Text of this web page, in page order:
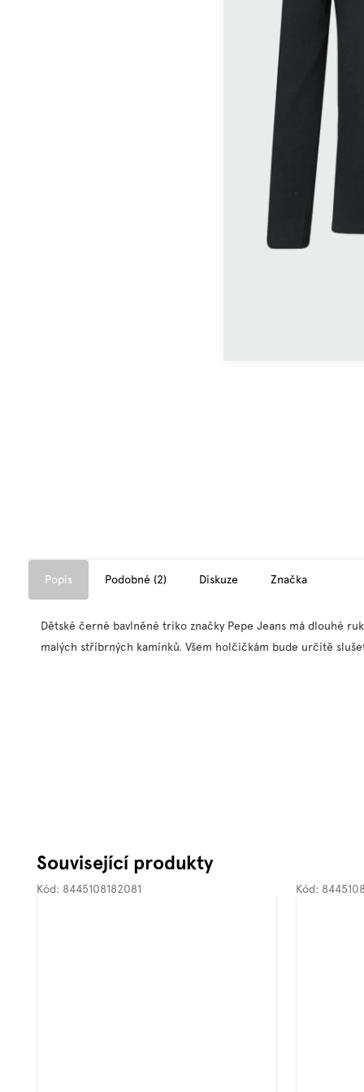
Popis Podobné (2) Diskuze Značka
Dětské černé bavlněné triko značky Pepe Jeans má dlouhé
malých stříbrných kamínků. Všem holčičkám bude určitě
Související produkty
Kód: 8445108182081 Kód: